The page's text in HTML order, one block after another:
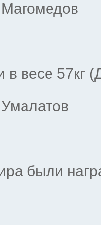
весе 57кг
были